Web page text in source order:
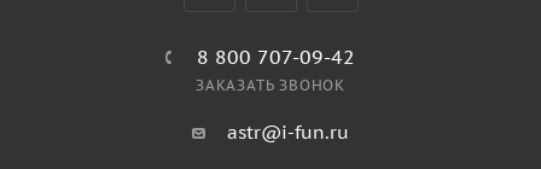
8 800 707-09-42
ЗАКАЗАТЬ ЗВОНОК
astr@i-fun.ru